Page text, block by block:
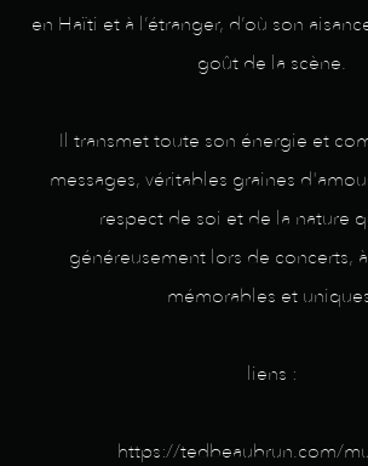
en Haïti et à l’étranger, d’où son
goût de la scène.
Il transmet toute son énergie et
messages, véritables graines
respect de soi et de la nature
généreusement lors de concerts,
mémorables et
liens :
https://tedbeaubrun.com/